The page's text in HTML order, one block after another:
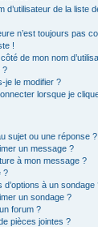
d’utilisateur de la liste
n’est toujours pas
!
de mon nom
?
je le modifier ?
lorsque je
sujet ou une réponse ?
un message ?
à mon message ?
?
à un sondage
un sondage ?
forum ?
pièces jointes ?